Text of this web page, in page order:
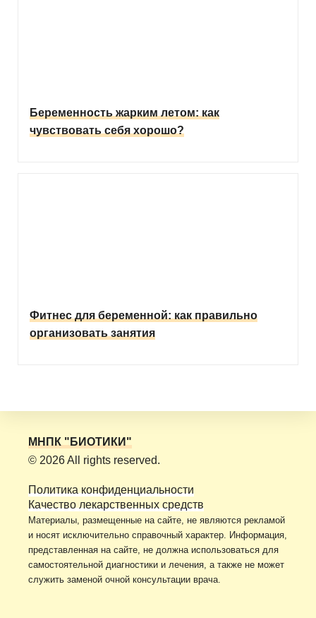
Беременность жарким летом: как
чувствовать себя хорошо?
Фитнес для беременной: как правильно
организовать занятия
МНПК "БИОТИКИ"
© 2026 All rights reserved.
Политика конфиденциальности
Качество лекарственных средств
Материалы, размещенные на сайте, не являются рекламой
и носят исключительно справочный характер. Информация,
представленная на сайте, не должна использоваться для
самостоятельной диагностики и лечения, а также не может
служить заменой очной консультации врача.